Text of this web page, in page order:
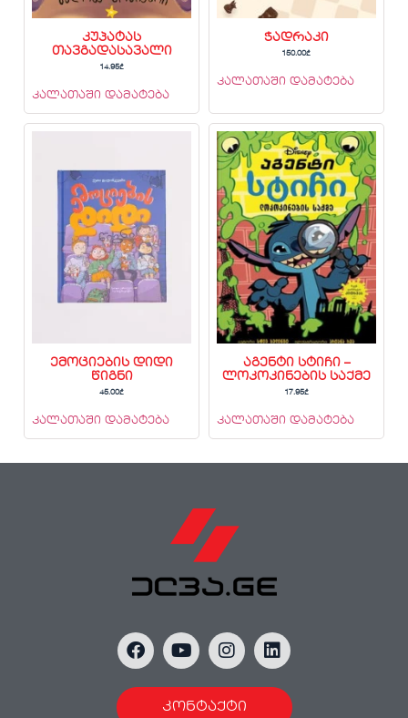
კუპატას
თავგადასავალი
14.95₾
კალათაში დამატება
ჭადრაკი
150.00₾
კალათაში დამატება
ემოციების დიდი
წიგნი
45.00₾
კალათაში დამატება
აგენტი სტიჩი –
ლოკოკინების საქმე
17.95₾
კალათაში დამატება
კონტაქტი